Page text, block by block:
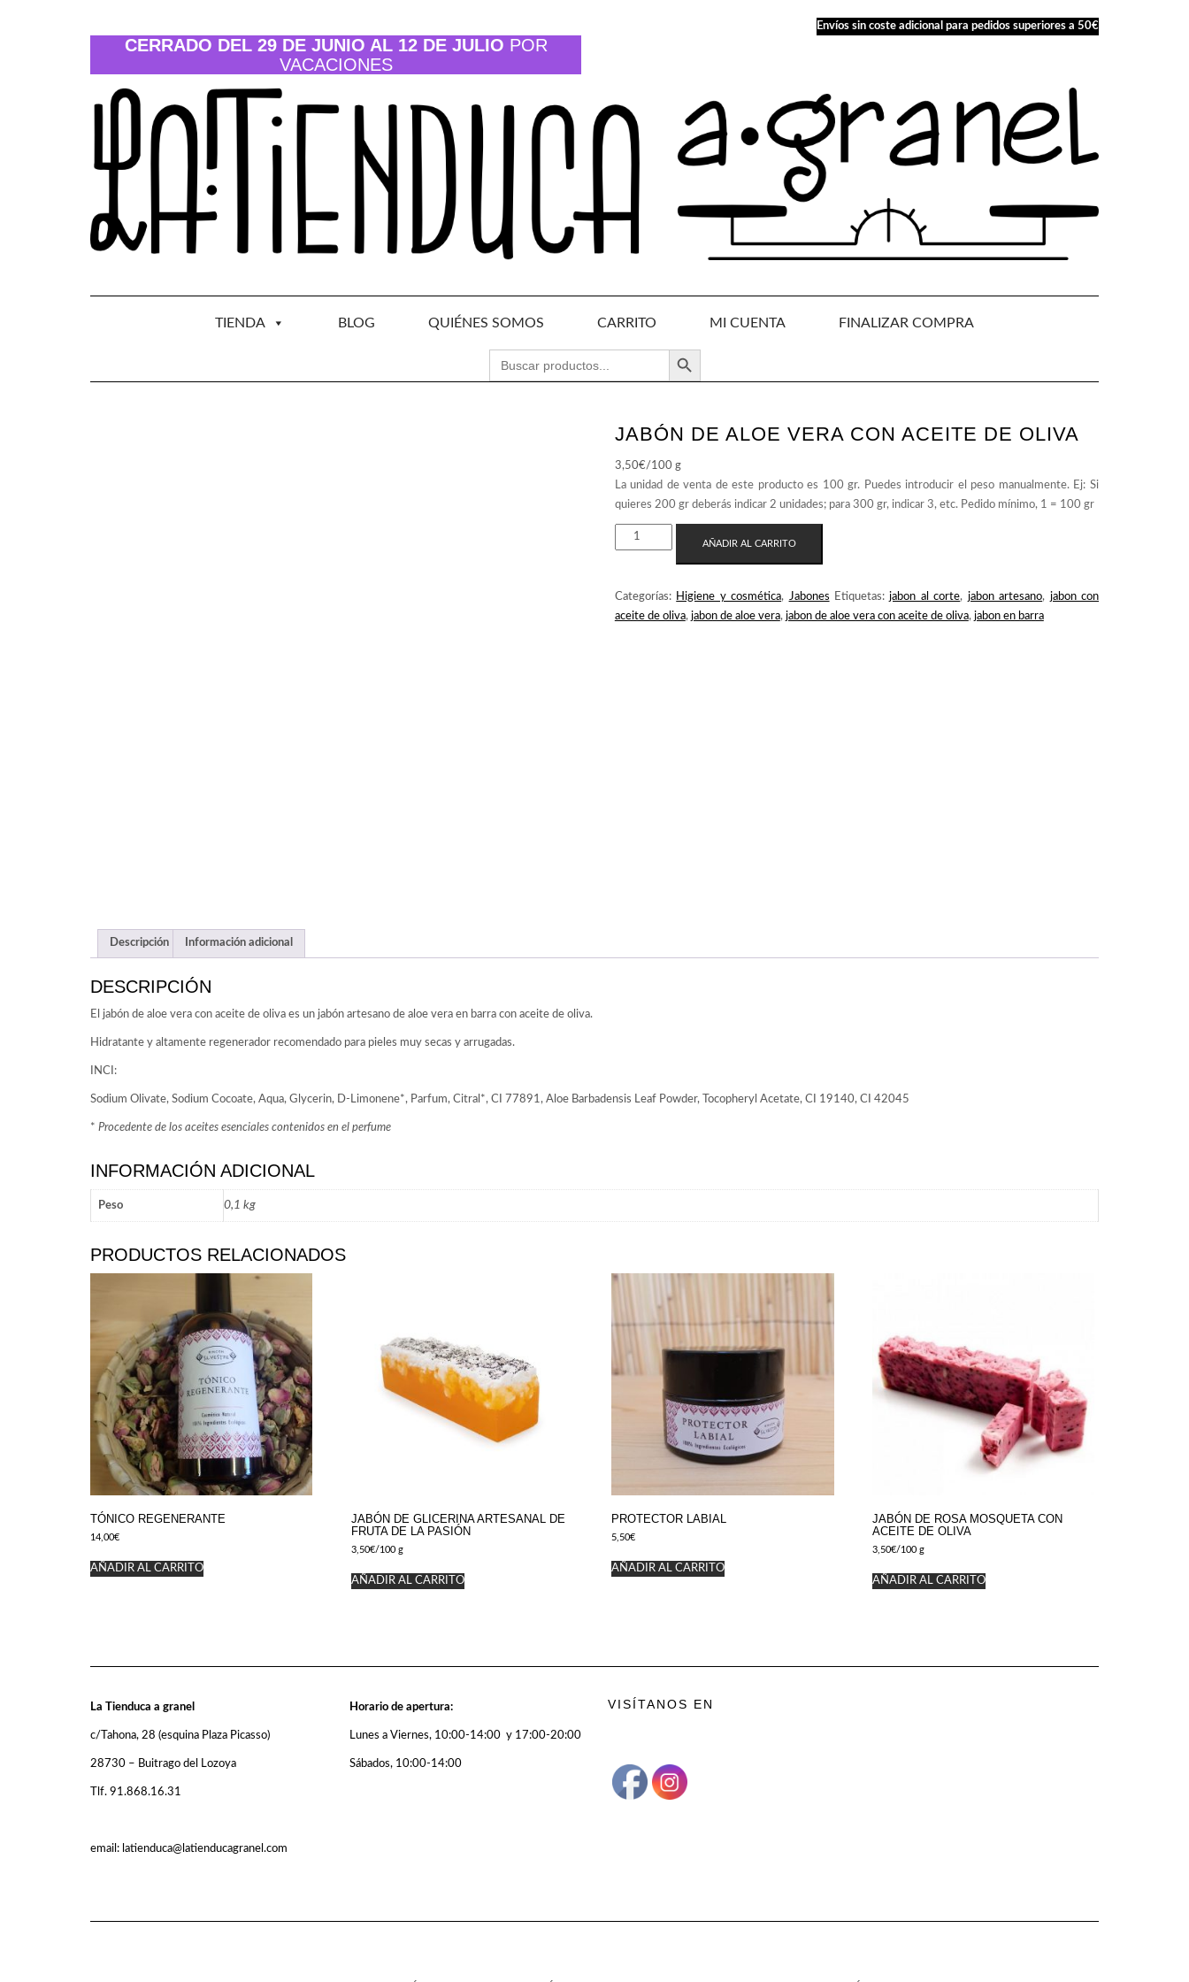
CERRADO DEL 29 DE JUNIO AL 12 DE JULIO POR
VACACIONES
Envíos sin coste adicional para pedidos superiores a 50€
TIENDA BLOG QUIÉNES SOMOS CARRITO MI CUENTA FINALIZAR COMPRA
BUSCAR:
BOTÓN DE BÚSQUEDA
JABÓN DE ALOE VERA CON ACEITE DE OLIVA
3,50€/100 g
JABÓN
DE
VERA
CON
AÑADIR AL CARRITO
Categorías: Higiene y cosmética, Jabones Etiquetas:jabon al corte, jabon artesano, jabon con
aceite de oliva, jabon de aloe vera, jabon de aloe vera con aceite de oliva, jabon en barra
Descripción Información adicional
DESCRIPCIÓN
El jabón de aloe vera con aceite de oliva es un jabón artesano de aloe vera en barra con aceite de oliva.
Hidratante y altamente regenerador recomendado para pieles muy secas y arrugadas.
INCI:
Sodium Olivate, Sodium Cocoate, Aqua, Glycerin, D-Limonene*, Parfum, Citral*, CI 77891, Aloe Barbadensis Leaf Powder, Tocopheryl Acetate, CI 19140, CI 42045
* Procedente de los aceites esenciales contenidos en el perfume
INFORMACIÓN ADICIONAL
Peso 0,1 kg
PRODUCTOS RELACIONADOS
TÓNICO REGENERANTE
14,00€
AÑADIR AL CARRITO
JABÓN DE GLICERINA ARTESANAL DE
FRUTA DE LA PASIÓN
3,50€/100 g
AÑADIR AL CARRITO
PROTECTOR LABIAL
5,50€
AÑADIR AL CARRITO
JABÓN DE ROSA MOSQUETA CON
ACEITE DE OLIVA
3,50€/100 g
AÑADIR AL CARRITO
La Tienduca a granel
c/Tahona, 28 (esquina Plaza Picasso)
28730 – Buitrago del Lozoya
Tlf. 91.868.16.31
email: latienduca@latienducagranel.com
Horario de apertura:
Lunes a Viernes, 10:00-14:00 y 17:00-20:00
Sábados, 10:00-14:00
VISÍTANOS EN